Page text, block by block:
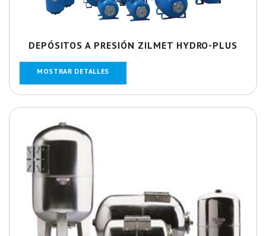
DEPÓSITOS A PRESIÓN ZILMET HYDRO-PLUS
MOSTRAR DETALLES